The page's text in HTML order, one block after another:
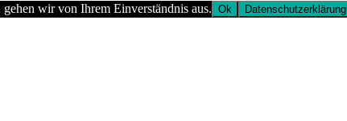
wir von Ihrem Einverständnis aus. Ok Datenschutzerklärung